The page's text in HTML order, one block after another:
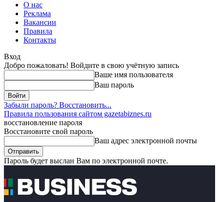
О нас
Реклама
Вакансии
Правила
Контакты
Вход
Добро пожаловать! Войдите в свою учётную запись
Ваше имя пользователя
Ваш пароль
Забыли пароль? Восстановить...
Правила пользования сайтом gazetabiznes.ru
восстановление пароля
Восстановите свой пароль
Ваш адрес электронной почты
Пароль будет выслан Вам по электронной почте.